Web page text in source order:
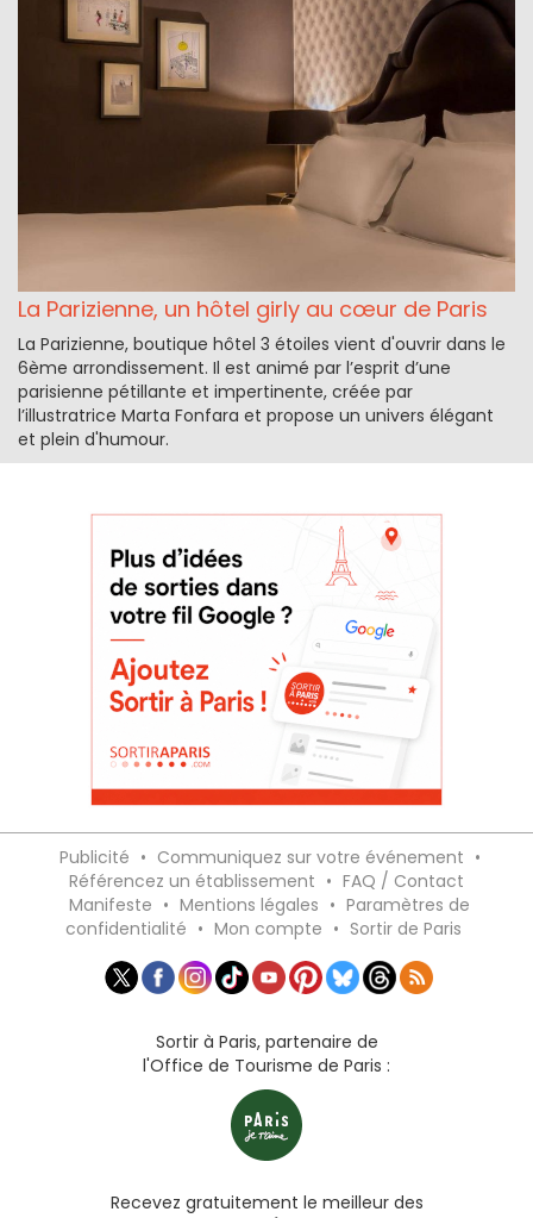
La Parizienne, un hôtel girly au cœur de Paris
La Parizienne, boutique hôtel 3 étoiles vient d'ouvrir dans le
6ème arrondissement. Il est animé par l’esprit d’une
parisienne pétillante et impertinente, créée par
l’illustratrice Marta Fonfara et propose un univers élégant
et plein d'humour.
Publicité • Communiquez sur votre événement •
Référencez un établissement • FAQ / Contact
Manifeste • Mentions légales • Paramètres de
confidentialité • Mon compte • Sortir de Paris
Sortir à Paris, partenaire de
l'Office de Tourisme de Paris :
Recevez gratuitement le meilleur des